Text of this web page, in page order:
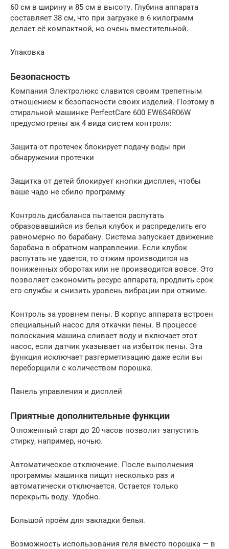
60 см в ширину и 85 см в высоту. Глубина аппарата
составляет 38 см, что при загрузке в 6 килограмм
делает её компактной, но очень вместительной.
Упаковка
Безопасность
Компания Электролюкс славится своим трепетным
отношением к безопасности своих изделий. Поэтому в
стиральной машинке PerfectCare 600 EW6S4R06W
предусмотрены аж 4 вида систем контроля:
Защита от протечек блокирует подачу воды при
обнаружении протечки
Защитка от детей блокирует кнопки дисплея, чтобы
ваше чадо не сбило программу
Контроль дисбаланса пытается распутать
образовавшийся из белья клубок и распределить его
равномерно по барабану. Система запускает движение
барабана в обратном направлении. Если клубок
распутать не удается, то отжим производится на
пониженных оборотах или не производится вовсе. Это
позволяет сэкономить ресурс аппарата, продлить срок
его службы и снизить уровень вибрации при отжиме.
Контроль за уровнем пены. В корпус аппарата встроен
специальный насос для откачки пены. В процессе
полоскания машина сливает воду и включает этот
насос, если датчик указывает на избыток пены. Эта
функция исключает разгерметизацию даже если вы
переборщили с количеством порошка.
Панель управления и дисплей
Приятные дополнительные функции
Отложенный старт до 20 часов позволит запустить
стирку, например, ночью.
Автоматическое отключение. После выполнения
программы машинка пищит несколько раз и
автоматически отключается. Остается только
перекрыть воду. Удобно.
Большой проём для закладки белья.
Возможность использования геля вместо порошка — в